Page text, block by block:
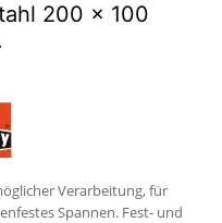
200 x 100
Verarbeitung, für
Spannen. Fest- und